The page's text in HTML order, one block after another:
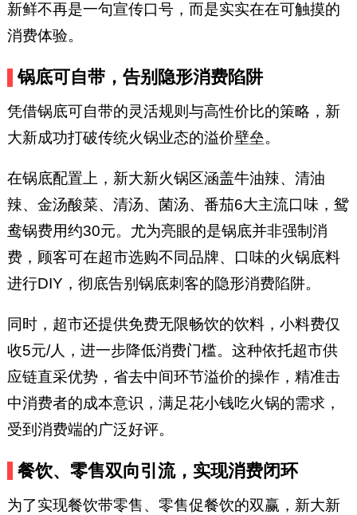
新鲜不再是一句宣传口号，而是实实在在可触摸的
消费体验。
锅底可自带，告别隐形消费陷阱
凭借锅底可自带的灵活规则与高性价比的策略，新
大新成功打破传统火锅业态的溢价壁垒。
在锅底配置上，新大新火锅区涵盖牛油辣、清油
辣、金汤酸菜、清汤、菌汤、番茄6大主流口味，鸳
鸯锅费用约30元。尤为亮眼的是锅底并非强制消
费，顾客可在超市选购不同品牌、口味的火锅底料
进行DIY，彻底告别锅底刺客的隐形消费陷阱。
同时，超市还提供免费无限畅饮的饮料，小料费仅
收5元/人，进一步降低消费门槛。这种依托超市供
应链直采优势，省去中间环节溢价的操作，精准击
中消费者的成本意识，满足花小钱吃火锅的需求，
受到消费端的广泛好评。
餐饮、零售双向引流，实现消费闭环
为了实现餐饮带零售、零售促餐饮的双赢，新大新